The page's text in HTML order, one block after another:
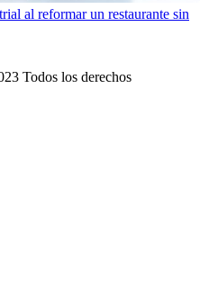
al reformar un restaurante sin
Todos los derechos